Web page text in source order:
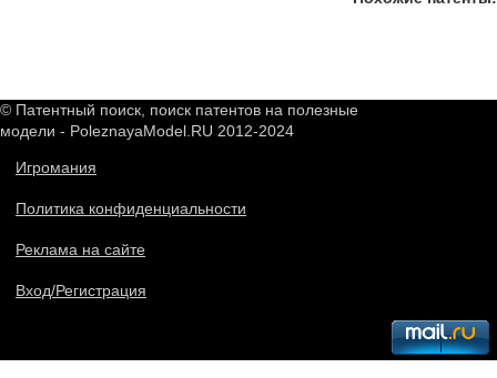
© Патентный поиск, поиск патентов на полезные
модели - PoleznayaModel.RU 2012-2024
Игромания
Политика конфиденциальности
Реклама на сайте
Вход/Регистрация